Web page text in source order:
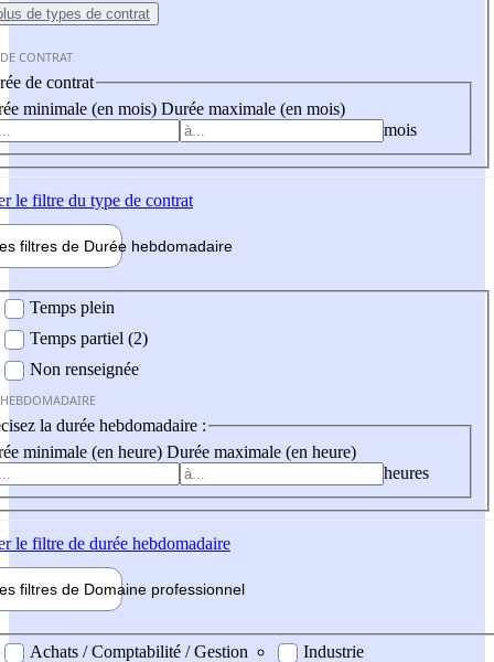
de types de contrat
CONTRAT
de contrat
minimale (en mois) Durée maximale (en mois)
mois
le filtre du type de contrat
filtres de Durée hebdomadaire
Temps plein
Temps partiel (2)
Non renseignée
la durée hebdomadaire :
minimale (en heure) Durée maximale (en heure)
heures
le filtre de durée hebdomadaire
filtres de Domaine professionnel
professionel
Achats / Comptabilité / Gestion
Industrie